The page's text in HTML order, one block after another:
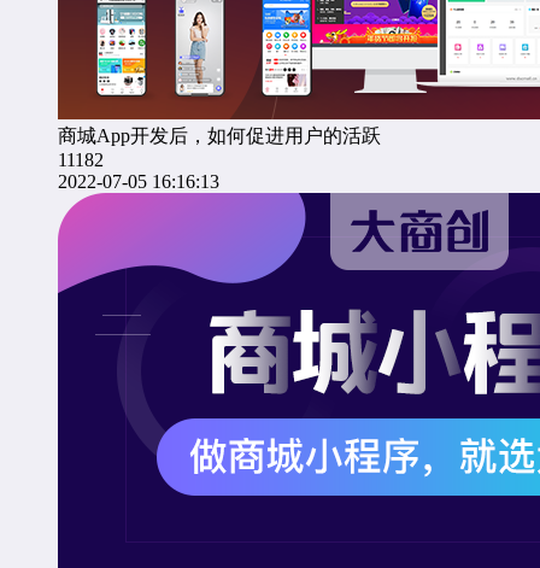
商城App开发后，如何促进用户的活跃
11182
2022-07-05 16:16:13